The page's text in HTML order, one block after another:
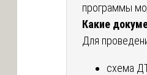
программы
Какие
Для
схема